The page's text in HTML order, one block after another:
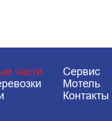
части
Сервис
Мотель
Контакты